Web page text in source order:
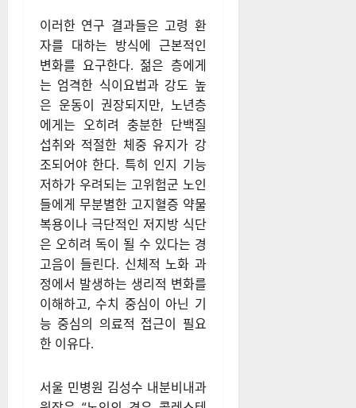
이러한 연구 결과들은 고령 환
자를 대하는 방식에 근본적인
변화를 요구한다. 젊은 층에게
는 엄격한 식이요법과 강도 높
은 운동이 권장되지만, 노년층
에게는 오히려 충분한 단백질
섭취와 적절한 체중 유지가 강
조되어야 한다. 특히 인지 기능
저하가 우려되는 고위험군 노인
들에게 무분별한 고지혈증 약물
복용이나 극단적인 저지방 식단
은 오히려 독이 될 수 있다는 경
고음이 들린다. 신체적 노화 과
정에서 발생하는 생리적 변화를
이해하고, 수치 중심이 아닌 기
능 중심의 의료적 접근이 필요
한 이유다.
서울 민병원 김성수 내분비내과